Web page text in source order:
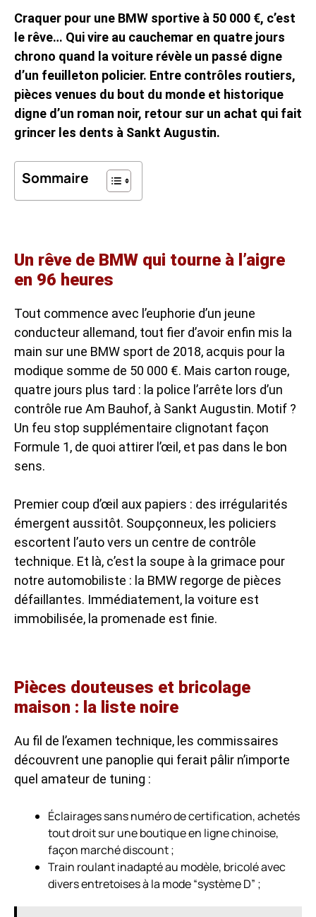
Craquer pour une BMW sportive à 50 000 €, c’est
le rêve… Qui vire au cauchemar en quatre jours
chrono quand la voiture révèle un passé digne
d’un feuilleton policier. Entre contrôles routiers,
pièces venues du bout du monde et historique
digne d’un roman noir, retour sur un achat qui fait
grincer les dents à Sankt Augustin.
Sommaire
Un rêve de BMW qui tourne à l’aigre
en 96 heures
Tout commence avec l’euphorie d’un jeune
conducteur allemand, tout fier d’avoir enfin mis la
main sur une BMW sport de 2018, acquis pour la
modique somme de 50 000 €. Mais carton rouge,
quatre jours plus tard : la police l’arrête lors d’un
contrôle rue Am Bauhof, à Sankt Augustin. Motif ?
Un feu stop supplémentaire clignotant façon
Formule 1, de quoi attirer l’œil, et pas dans le bon
sens.
Premier coup d’œil aux papiers : des irrégularités
émergent aussitôt. Soupçonneux, les policiers
escortent l’auto vers un centre de contrôle
technique. Et là, c’est la soupe à la grimace pour
notre automobiliste : la BMW regorge de pièces
défaillantes. Immédiatement, la voiture est
immobilisée, la promenade est finie.
Pièces douteuses et bricolage
maison : la liste noire
Au fil de l’examen technique, les commissaires
découvrent une panoplie qui ferait pâlir n’importe
quel amateur de tuning :
Éclairages sans numéro de certification, achetés
tout droit sur une boutique en ligne chinoise,
façon marché discount ;
Train roulant inadapté au modèle, bricolé avec
divers entretoises à la mode “système D” ;